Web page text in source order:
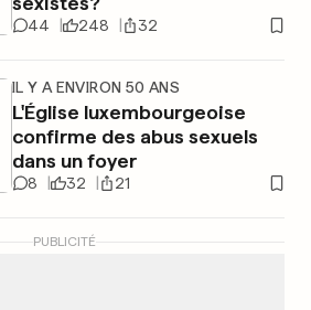
44 248 32
IL Y A ENVIRON 50 ANS
L'Église luxembourgeoise
confirme des abus sexuels
dans un foyer
8 32 21
PUBLICITÉ